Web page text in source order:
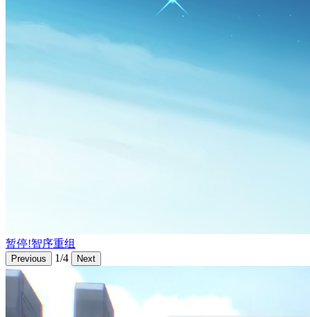
暂停!智序重组
Previous 1/4 Next